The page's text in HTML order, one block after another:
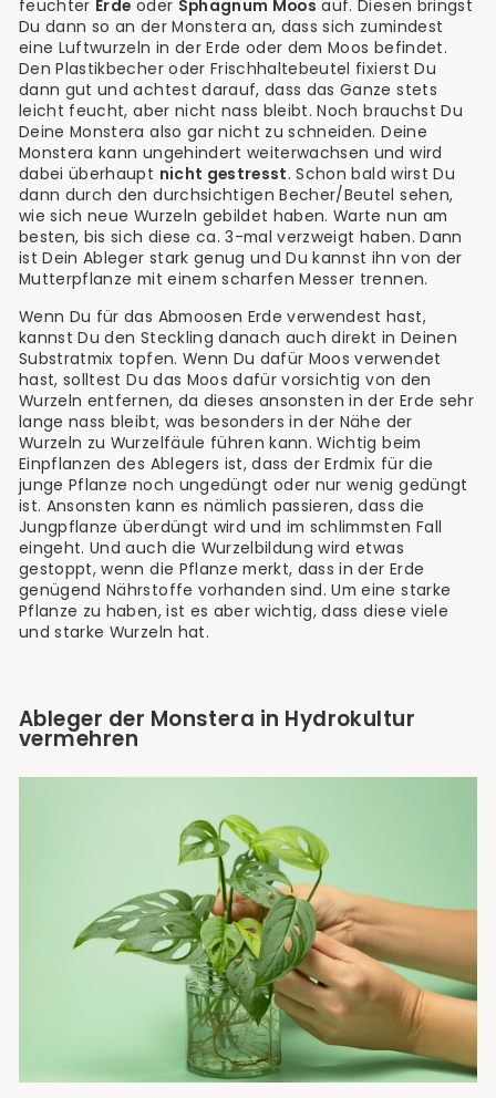
feuchter Erde oder Sphagnum Moos auf. Diesen bringst
Du dann so an der Monstera an, dass sich zumindest
eine Luftwurzeln in der Erde oder dem Moos befindet.
Den Plastikbecher oder Frischhaltebeutel fixierst Du
dann gut und achtest darauf, dass das Ganze stets
leicht feucht, aber nicht nass bleibt. Noch brauchst Du
Deine Monstera also gar nicht zu schneiden. Deine
Monstera kann ungehindert weiterwachsen und wird
dabei überhaupt nicht gestresst. Schon bald wirst Du
dann durch den durchsichtigen Becher/Beutel sehen,
wie sich neue Wurzeln gebildet haben. Warte nun am
besten, bis sich diese ca. 3-mal verzweigt haben. Dann
ist Dein Ableger stark genug und Du kannst ihn von der
Mutterpflanze mit einem scharfen Messer trennen.
Wenn Du für das Abmoosen Erde verwendest hast,
kannst Du den Steckling danach auch direkt in Deinen
Substratmix topfen. Wenn Du dafür Moos verwendet
hast, solltest Du das Moos dafür vorsichtig von den
Wurzeln entfernen, da dieses ansonsten in der Erde sehr
lange nass bleibt, was besonders in der Nähe der
Wurzeln zu Wurzelfäule führen kann. Wichtig beim
Einpflanzen des Ablegers ist, dass der Erdmix für die
junge Pflanze noch ungedüngt oder nur wenig gedüngt
ist. Ansonsten kann es nämlich passieren, dass die
Jungpflanze überdüngt wird und im schlimmsten Fall
eingeht. Und auch die Wurzelbildung wird etwas
gestoppt, wenn die Pflanze merkt, dass in der Erde
genügend Nährstoffe vorhanden sind. Um eine starke
Pflanze zu haben, ist es aber wichtig, dass diese viele
und starke Wurzeln hat.
Ableger der Monstera in Hydrokultur
vermehren